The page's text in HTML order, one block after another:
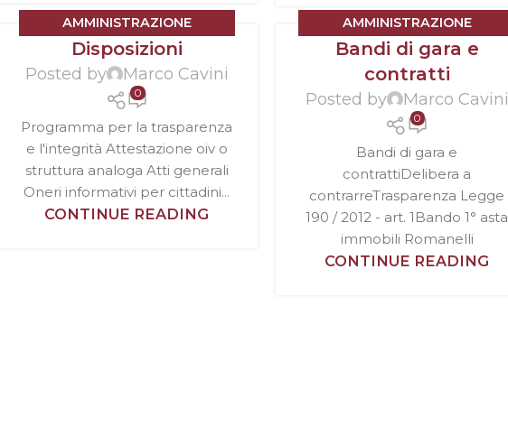
AMMINISTRAZIONE
TRASPARENTE
Disposizioni
Posted by Marco Cavini
0
Programma per la trasparenza
e l'integrità Attestazione oiv o
struttura analoga Atti generali
Oneri informativi per cittadini...
CONTINUE READING
AMMINISTRAZIONE
TRASPARENTE
Bandi di gara e
contratti
Posted by Marco Cavini
0
Bandi di gara e
contrattiDelibera a
contrarreTrasparenza Legge
190 / 2012 - art. 1Bando 1° asta
immobili Romanelli
CONTINUE READING